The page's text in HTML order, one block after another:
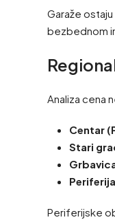
Garaže
bezbednom
Analiza cena
Centar
Stari
Periferija
Periferijske